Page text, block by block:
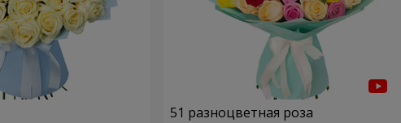
51 разноцветная роза